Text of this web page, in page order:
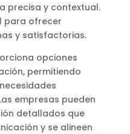
precisa y contextual.
para ofrecer
y satisfactorias.
opciones
permitiendo
empresas pueden
detallados que
y se alineen